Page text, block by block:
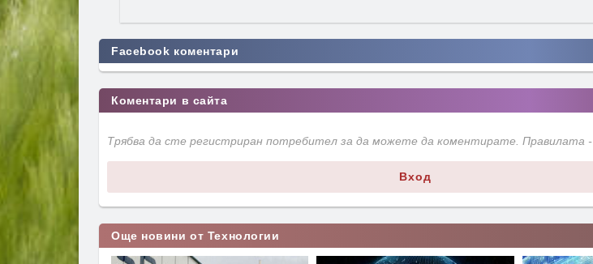
Facebook коментари
Коментари в сайта
Трябва да сте регистриран потребител за да можете да коментирате. Правилата -
Вход
Още новини от Технологии